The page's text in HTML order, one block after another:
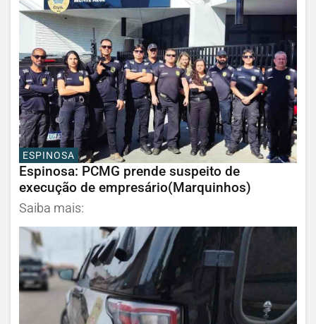
ESPINOSA
Espinosa: PCMG prende suspeito de
execução de empresário(Marquinhos)
Saiba mais: